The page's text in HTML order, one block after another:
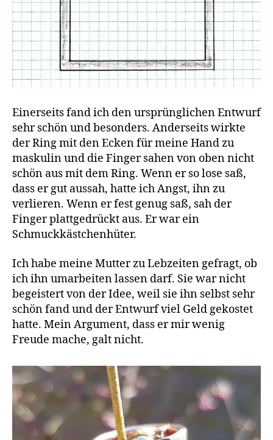
Einerseits fand ich den ursprünglichen Entwurf
sehr schön und besonders. Anderseits wirkte
der Ring mit den Ecken für meine Hand zu
maskulin und die Finger sahen von oben nicht
schön aus mit dem Ring. Wenn er so lose saß,
dass er gut aussah, hatte ich Angst, ihn zu
verlieren. Wenn er fest genug saß, sah der
Finger plattgedrückt aus. Er war ein
Schmuckkästchenhüter.
Ich habe meine Mutter zu Lebzeiten gefragt, ob
ich ihn umarbeiten lassen darf. Sie war nicht
begeistert von der Idee, weil sie ihn selbst sehr
schön fand und der Entwurf viel Geld gekostet
hatte. Mein Argument, dass er mir wenig
Freude mache, galt nicht.